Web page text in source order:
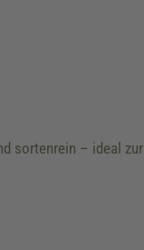
sortenrein – ideal zur